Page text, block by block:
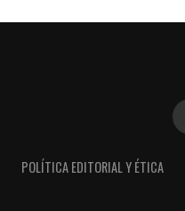
POLÍTICA EDITORIAL Y ÉTICA